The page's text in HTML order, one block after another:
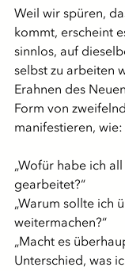
Weil wir spüren,
kommt, erscheint
sinnlos, auf
selbst zu arbeiten
Erahnen des
Form von
manifestieren, wie:
„Wofür habe ich
gearbeitet?“
„Warum sollte ich
weitermachen?“
„Macht es
Unterschied, was